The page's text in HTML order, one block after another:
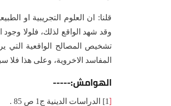
قلنا: ان العلوم التجريبية او
وقد شهد الواقع لذلك، فلولا
تشخيص المصالح الواقعية التي
المفاسد الاخروية، وعلى هذا فلا
الهوامش:-----
[1] الدراسات الدينية ج1 ص 85 .